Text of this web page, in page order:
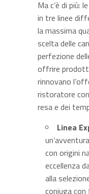
Ma c’è di più:
in tre linee
la massima
scelta delle
perfezione
offrire
rinnovano
ristoratore
resa e dei
Linea
con origini
eccellenza
alla
coniuga